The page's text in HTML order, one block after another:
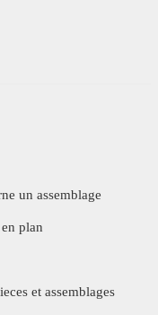
un assemblage
plan
et assemblages